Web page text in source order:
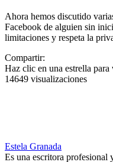
Ahora hemos discutido
Facebook de alguien sin
limitaciones y respeta la
Compartir:
Haz clic en una estrella para
14649 visualizaciones
Estela Granada
Es una escritora profesional